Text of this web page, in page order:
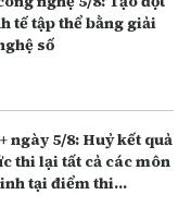
tế tập thể bằng giải
số
ngày 5/8: Huỷ kết quả
thi lại tất cả các môn
tại điểm thi